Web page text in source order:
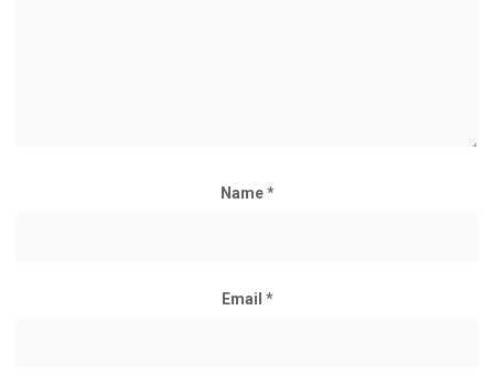
Name*
Email *